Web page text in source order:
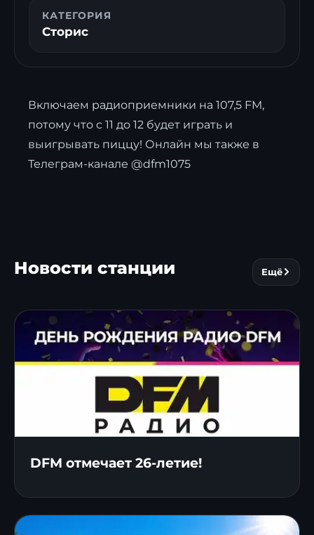
КАТЕГОРИЯ
Сторис
Включаем радиоприемники на 107,5 FM,
потому что с 11 до 12 будет играть и
выигрывать пиццу! Онлайн мы также в
Телеграм-канале @dfm1075
Новости станции Ещё
DFM отмечает 26-летие!